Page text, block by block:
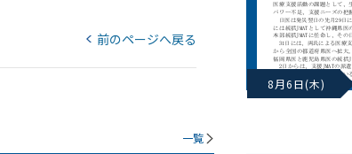
前のページへ戻る
一覧
8月6日(木)